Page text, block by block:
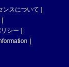
ンスについて
シー